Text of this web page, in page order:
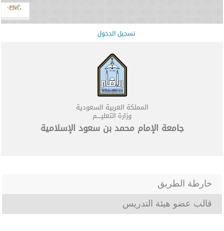
عربي
ENG
تسجيل الدخول
المملكة العربية السعودية
وزارة التعليــــم
جامعة الإمام محمد بن سعود الإسلامية
قالب عضو هيئة التدريس
خارطة الطريق